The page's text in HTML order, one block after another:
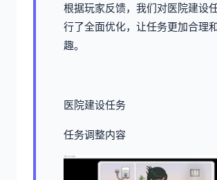
根据玩家反馈，我们对医院建设
行了全面优化，让任务更加合理
趣。
医院建设任务
任务调整内容